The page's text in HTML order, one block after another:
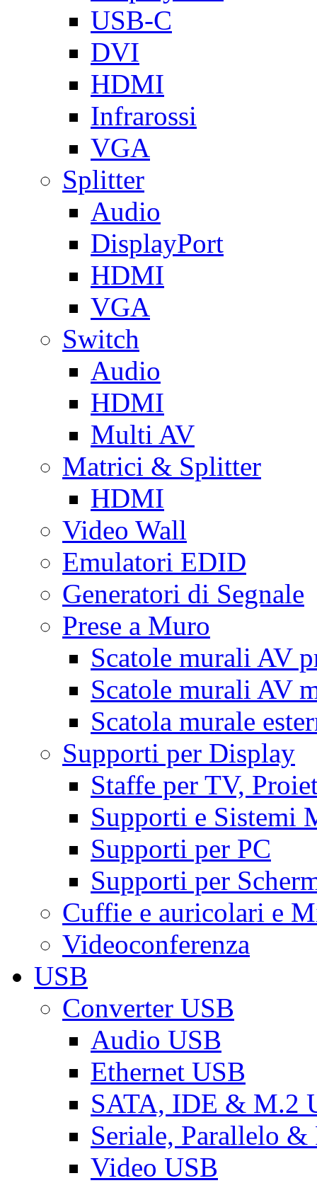
USB-C
DVI
HDMI
Infrarossi
VGA
Splitter
Audio
DisplayPort
HDMI
VGA
Switch
Audio
HDMI
Multi AV
Matrici & Splitter
HDMI
Video Wall
Emulatori EDID
Generatori di Segnale
Prese a Muro
Scatole murali AV
Scatole murali AV
Scatola murale
Supporti per Display
Staffe per TV,
Supporti e Sistemi
Supporti per PC
Supporti per
Cuffie e auricolari e
Videoconferenza
USB
Converter USB
Audio USB
Ethernet USB
SATA, IDE & M.2
Seriale, Parallelo &
Video USB